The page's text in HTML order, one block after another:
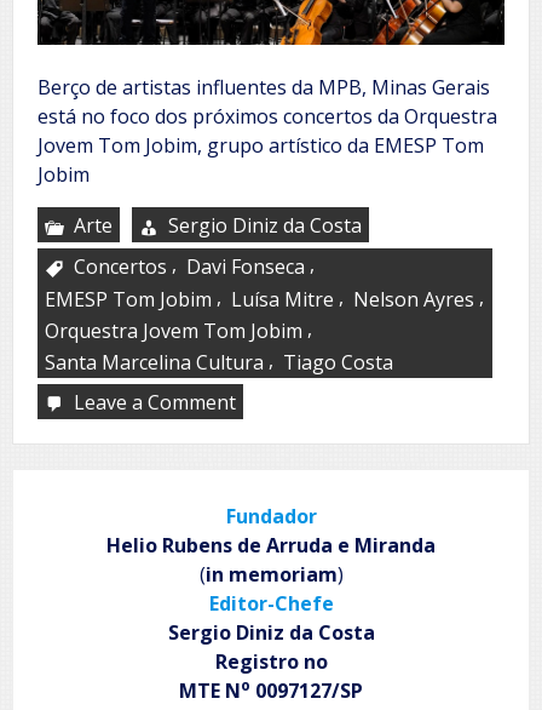
Berço de artistas influentes da MPB, Minas Gerais
está no foco dos próximos concertos da Orquestra
Jovem Tom Jobim, grupo artístico da EMESP Tom
Jobim
Arte
Sergio Diniz da Costa
Concertos , Davi Fonseca ,
EMESP Tom Jobim , Luísa Mitre , Nelson Ayres ,
Orquestra Jovem Tom Jobim ,
Santa Marcelina Cultura , Tiago Costa
Leave a Commenton
Hoje:
Jobim
homenageia
criatividade
da
música
contemporânea
mineira
Fundador
Helio Rubens de Arruda e Miranda
(in memoriam)
Editor-Chefe
Sergio Diniz da Costa
Registro no
MTE No 0097127/SP